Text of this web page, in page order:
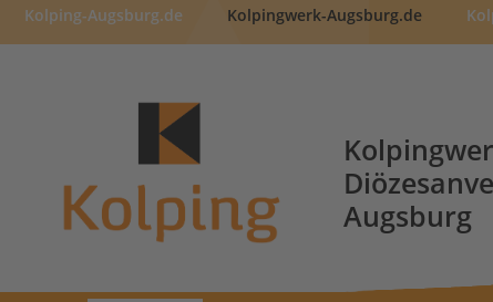
Kolping-Augsburg.de Kolpingwerk-Augsburg.de
Augsburg